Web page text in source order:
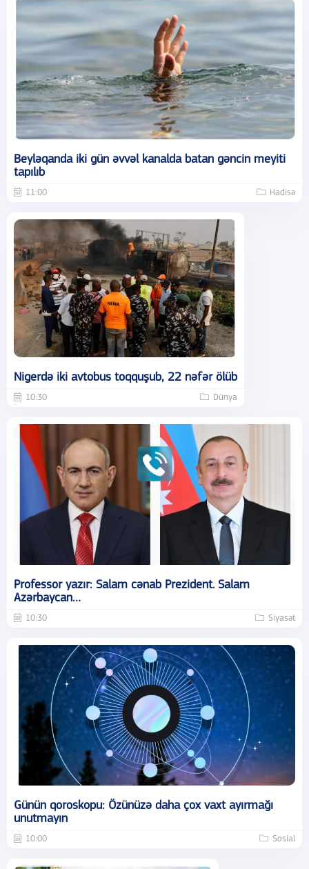
Beyləqanda iki gün əvvəl kanalda batan gəncin meyiti
tapılıb
11:00 Hadisə
Nigerdə iki avtobus toqquşub, 22 nəfər ölüb
10:30 Dünya
Professor yazır: Salam cənab Prezident. Salam
Azərbaycan…
10:30 Siyasət
Günün qoroskopu: Özünüzə daha çox vaxt ayırmağı
unutmayın
10:00 Sosial